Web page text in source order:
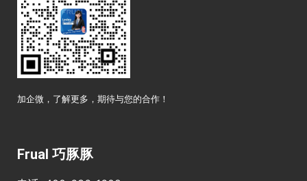
加企微，了解更多，期待与您的合作！
Frual 巧豚豚